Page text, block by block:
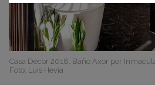
Casa Decor 2018. Baño Axor por
Foto: Luis Hevia